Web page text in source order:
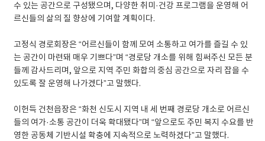
수 있는 공간으로 구성됐으며, 다양한 취미·건강 프로그램을 운영해 어
르신들의 삶의 질 향상에 기여할 계획이다.
고정식 경로회장은 “어르신들이 함께 모여 소통하고 여가를 즐길 수 있
는 공간이 마련돼 매우 기쁘다”며 “경로당 개소를 위해 힘써주신 모든 분
들께 감사드리며, 앞으로 지역 주민 화합의 중심 공간으로 자리 잡을 수
있도록 잘 운영해 나가겠다”고 말했다.
이헌득 건천읍장은 “화천 신도시 지역 내 세 번째 경로당 개소로 어르신
들의 여가·소통 공간이 더욱 확대됐다”며 “앞으로도 주민 복지 수요를 반
영한 공동체 기반시설 확충에 지속적으로 노력하겠다”고 말했다.